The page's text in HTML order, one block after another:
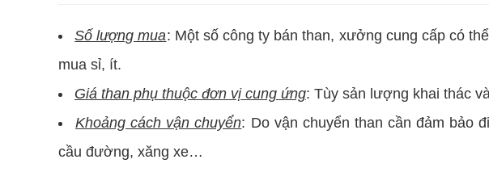
Số lượng mua: Một số công ty bán than, xưởng cung cấp có
mua sỉ, ít.
Giá than phụ thuộc đơn vị cung ứng: Tùy sản lượng khai thác
Khoảng cách vận chuyển: Do vận chuyển than cần đảm bảo
cầu đường, xăng xe…